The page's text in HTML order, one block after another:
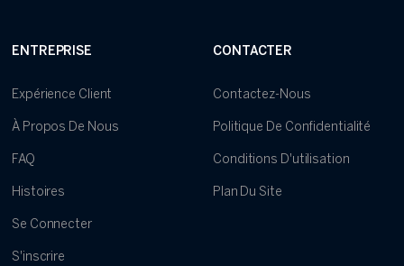
ENTREPRISE
Expérience Client
À Propos De Nous
FAQ
Histoires
Se Connecter
S'inscrire
CONTACTER
Contactez-Nous
Politique De Confidentialité
Conditions D'utilisation
Plan Du Site